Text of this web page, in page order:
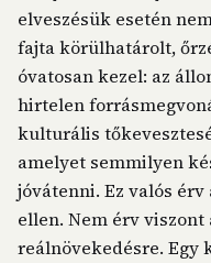
elveszésük esetén
fajta körülhatárolt,
óvatosan kezel: az
hirtelen
kulturális
amelyet semmilyen
jóvátenni. Ez valós
ellen. Nem érv
reálnövekedésre. Egy